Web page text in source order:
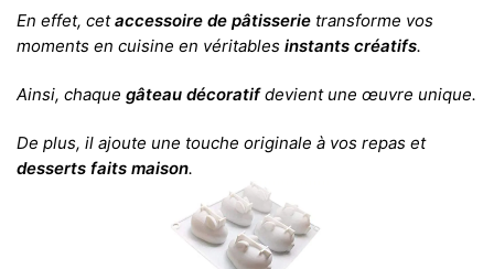
En effet, cetaccessoire de pâtisserie transforme vos
moments en cuisine en véritables instants créatifs.
Ainsi, chaque gâteau décoratifdevient une œuvre unique.
De plus, il ajoute une touche originale à vos repas et
desserts faits maison.